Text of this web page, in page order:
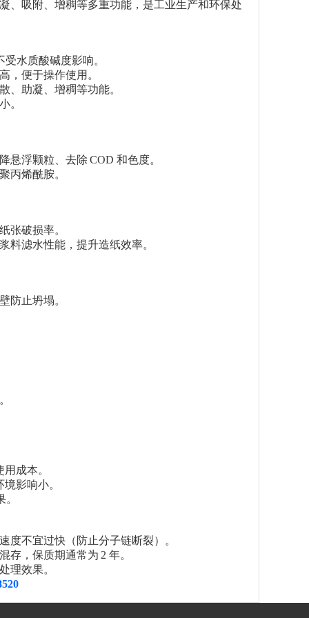
、吸附、增稠等多重功能，是工业生产和环保处
水质酸碱度影响。
，便于操作使用。
、助凝、增稠等功能。
。
悬浮颗粒、去除 COD 和色度。
丙烯酰胺。
张破损率。
滤水性能，提升造纸效率。
防止坍塌。
成本。
影响小。
不宜过快（防止分子链断裂）。
存，保质期通常为 2 年。
理效果。